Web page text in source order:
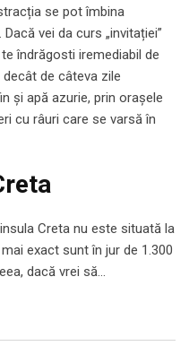
se pot îmbina
vei da curs „invitației”
îndrăgosti iremediabil de
de câteva zile
și apă azurie, prin orașele
cu râuri care se varsă în
Creta nu este situată la
exact sunt în jur de 1.300
dacă vrei să…